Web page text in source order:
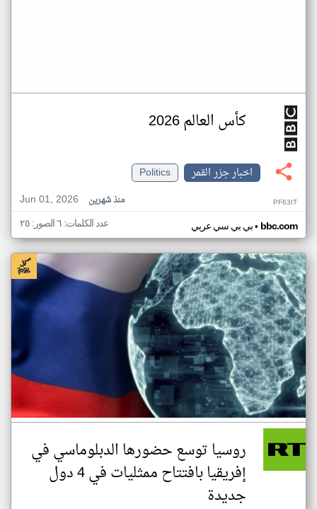
كأس العالم 2026
اخبار جزر القمر
Politics
Jun 01, 2026
منذ شهرين PF63IT
بي بي سي عربي• bbc.com عدد الكلمات: ٦ الصور: ٢٥
روسيا توسع حضورها الدبلوماسي في
إفريقيا بافتتاح ممثليات في 4 دول
جديدة